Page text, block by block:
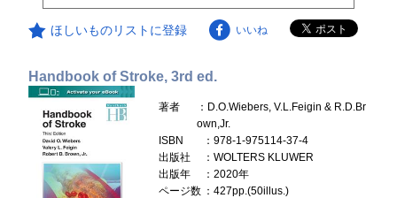
ほしいものリストに登録 いいね
Handbook of Stroke, 3rd ed.
著者
：D.O.Wiebers, V.L.Feigin & R.D.Br
own,Jr.
ISBN
：978-1-975114-37-4
出版社
：WOLTERS KLUWER
出版年
：2020年
ページ数 ：427pp.(50illus.)